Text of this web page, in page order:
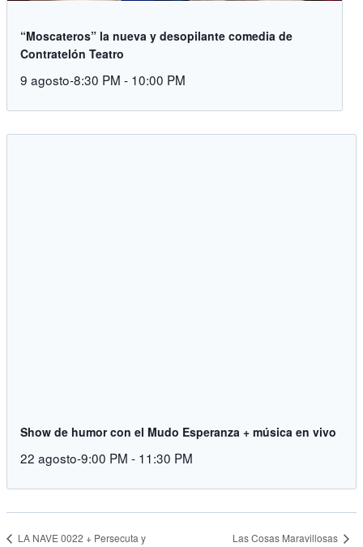
“Moscateros” la nueva y desopilante comedia de
Contratelón Teatro
9 agosto-8:30 PM - 10:00 PM
Show de humor con el Mudo Esperanza + música en vivo
22 agosto-9:00 PM - 11:30 PM
LA NAVE 0022 + Persecuta y Las Cosas Maravillosas